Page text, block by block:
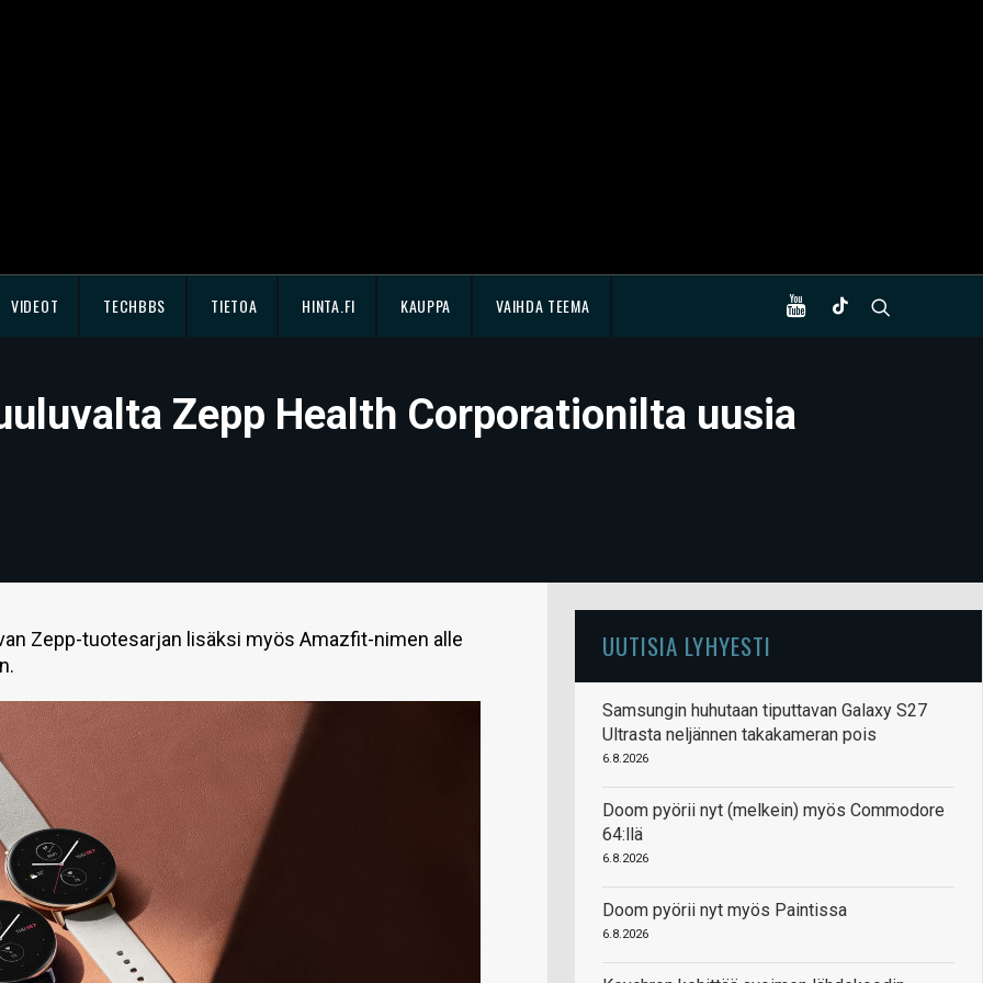
VIDEOT TECHBBS TIETOA HINTA.FI KAUPPA VAIHDA TEEMA
Zepp Health Corporationilta uusia
Zepp-tuotesarjan lisäksi myös Amazfit-nimen alle
UUTISIA LYHYESTI
Samsungin huhutaan tiputtavan Galaxy S27
Ultrasta neljännen takakameran pois
6.8.2026
Doom pyörii nyt (melkein) myös Commodore
64:llä
6.8.2026
Doom pyörii nyt myös Paintissa
6.8.2026